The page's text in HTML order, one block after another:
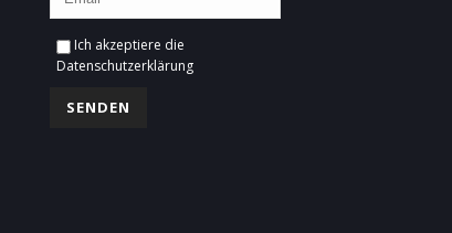
Ich akzeptiere die
Datenschutzerklärung